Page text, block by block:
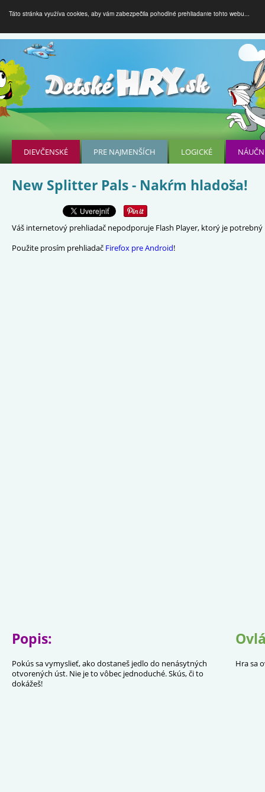
Táto stránka využíva cookies, aby vám zabezpečila pohodlné prehliadanie tohto webu...
DIEVČENSKÉ PRE NAJMENŠÍCH LOGICKÉ
New Splitter Pals - Nakŕm hladoša!
Váš internetový prehliadač nepodporuje Flash Player, ktorý je
Použite prosím prehliadač Firefox pre Android!
Popis:
Pokús sa vymyslieť, ako dostaneš jedlo do nenásytných
otvorených úst. Nie je to vôbec jednoduché. Skús, či to
dokážeš!
Hra sa